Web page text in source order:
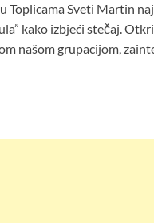
Sveti Martin
kako izbjeći stečaj.
našom grupacijom,